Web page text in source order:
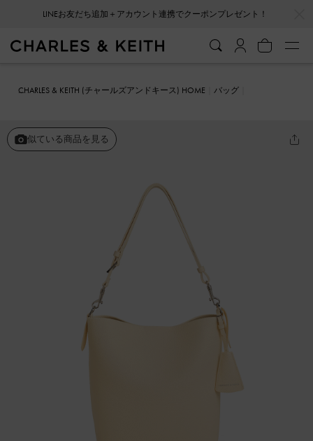
会員登録＋ニュースレター登録で10%OFFクーポンプレゼント！
CHARLES & KEITH (チャールズアンドキース) HOME
バッグ
似ている商品を見る